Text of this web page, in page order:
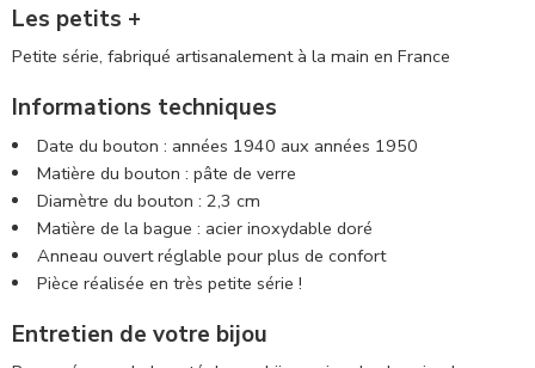
Les petits +
Petite série, fabriqué artisanalement à la main en France
Informations techniques
Date du bouton : années 1940 aux années 1950
Matière du bouton : pâte de verre
Diamètre du bouton : 2,3 cm
Matière de la bague : acier inoxydable doré
Anneau ouvert réglable pour plus de confort
Pièce réalisée en très petite série !
Entretien de votre bijou